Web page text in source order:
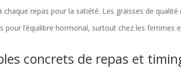
chaque repas pour la satiété. Les graisses de
pour l’équilibre hormonal, surtout chez les femmes
concrets de repas et